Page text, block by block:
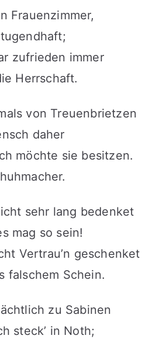
Frauenzimmer,
zufrieden immer
Herrschaft.
von Treuenbrietzen
daher
möchte sie besitzen.
sehr lang bedenket
mag so sein!
Vertrau’n geschenket
falschem Schein.
zu Sabinen
steck’ in Noth;